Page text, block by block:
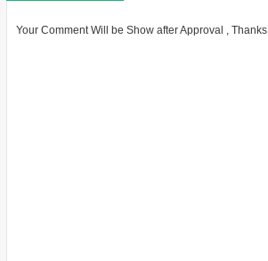
Your Comment Will be Show after Approval , Thanks